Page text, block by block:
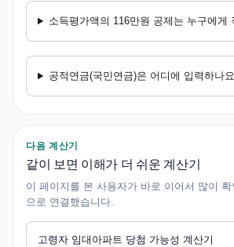
소득평가액의 116만원 공제는 누구에게
공적연금(국민연금)은 어디에 입력하나
다음 계산기
같이 보면 이해가 더 쉬운 계산기
이 페이지를 본 사용자가 바로 이어서 많이
으로 연결했습니다.
고령자 임대아파트 당첨 가능성 계산기